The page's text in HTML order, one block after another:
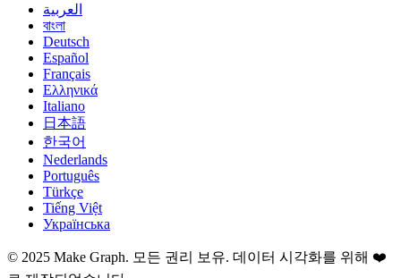
العربية
বাংলা
Deutsch
Español
Français
Ελληνικά
Italiano
日本語
한국어
Nederlands
Português
Türkçe
Tiếng Việt
Українська
© 2025 Make Graph. 모든 권리 보유. 데이터 시각화를 위해 ❤️